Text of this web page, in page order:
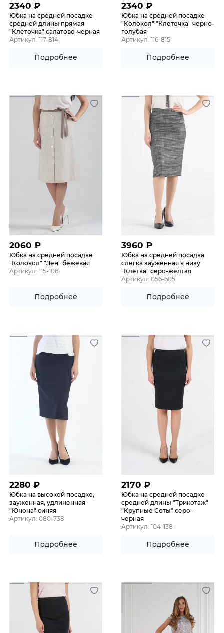
2340 ₽
Юбка на средней посадке
средней длины прямая
"Клеточка" салатово-черная
Артикул: 117-814
Подробнее
2340 ₽
Юбка на средней посадке
"Колокол" "Клеточка" черно-
голубая
Артикул: 116-815
Подробнее
2060 ₽
Юбка на средней посадке
"Колокол" "Лен" бежевая
Артикул: 115-106
Подробнее
3960 ₽
Юбка на средней посадка
слегка зауженная к низу
"Клетка" серо-желтая
Артикул: 056-605
Подробнее
2280 ₽
Юбка на высокой посадке,
зауженная, удлиненная
"Юнона" синяя
Артикул: 080-738
Подробнее
2170 ₽
Юбка на средней посадке
средней длины "Трикотаж"
"Крупные Соты" серо-
черная
Артикул: 104-138
Подробнее